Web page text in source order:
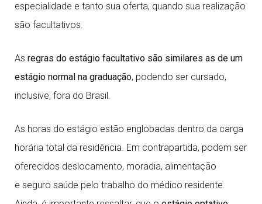
especialidade e tanto sua oferta, quando sua realização
são facultativos.
As regras do estágio facultativo são similares as de um
estágio normal na graduação, podendo ser cursado,
inclusive, fora do Brasil.
As horas do estágio estão englobadas dentro da carga
horária total da residência. Em contrapartida, podem ser
oferecidos deslocamento, moradia, alimentação
e seguro saúde pelo trabalho do médico residente.